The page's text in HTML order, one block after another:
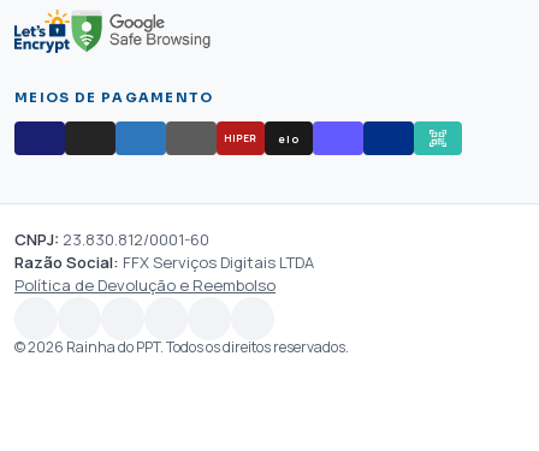
MEIOS DE PAGAMENTO
HIPER elo
CNPJ: 23.830.812/0001-60
Razão Social: FFX Serviços Digitais LTDA
Política de Devolução e Reembolso
© 2026 Rainha do PPT. Todos os direitos reservados.